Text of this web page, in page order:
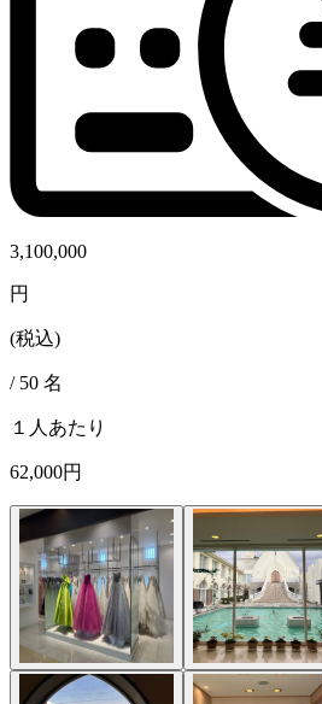
3,100,000
円
(税込)
/ 50 名
１人あたり
62,000円